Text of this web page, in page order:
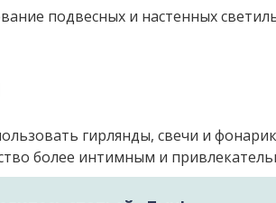
подвесных и настенных
гирлянды, свечи и
более интимным и